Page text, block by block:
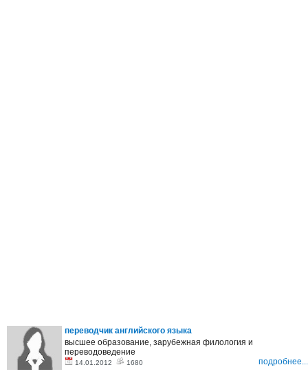
переводчик английского языка
высшее образование, зарубежная филология и
переводоведение
14.01.2012 1680 подробнее...